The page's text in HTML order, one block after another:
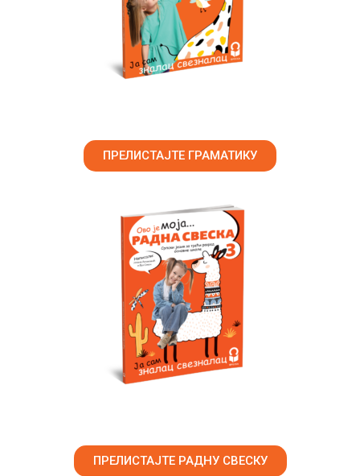
ПРЕЛИСТАЈТЕ ГРАМАТИКУ
ПРЕЛИСТАЈТЕ РАДНУ СВЕСКУ